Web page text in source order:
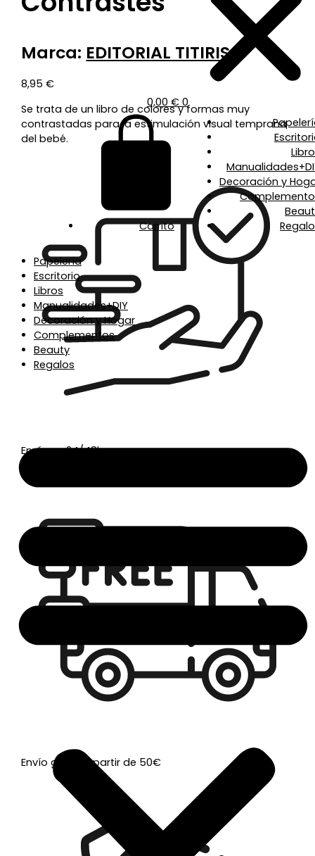
0,00 € 0
Carrito
Decoración y
Papelería
Escritorio
Libros
Manualidades+DIY
Decoración y Hogar
Complementos
Beauty
Regalos
Marca: EDITORIAL TITIRIS
8,95€
Se trata de un libro de colores y formas muy
contrastadas para la estimulación visual temprana
del bebé.
Envío en 24/48h
Envío gratis a partir de 50€